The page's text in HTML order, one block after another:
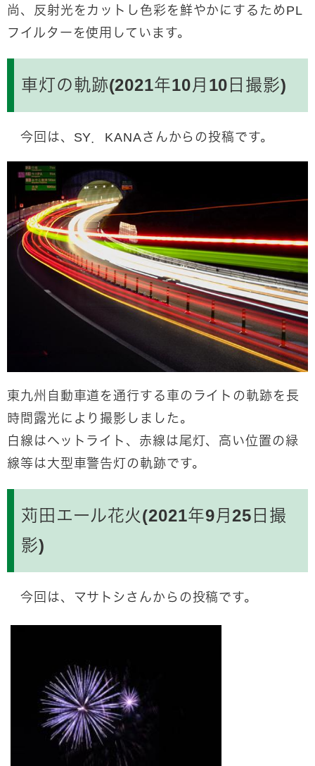
尚、反射光をカットし色彩を鮮やかにするためPL
フイルターを使用しています。
車灯の軌跡(2021年10月10日撮影)
今回は、SY．KANAさんからの投稿です。
東九州自動車道を通行する車のライトの軌跡を長
時間露光により撮影しました。
白線はヘットライト、赤線は尾灯、高い位置の緑
線等は大型車警告灯の軌跡です。
苅田エール花火(2021年9月25日撮
影)
今回は、マサトシさんからの投稿です。